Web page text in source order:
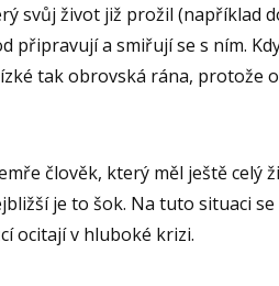
svůj život již prožil (například
připravují a smiřují se s ním.
tak obrovská rána, protože
člověk, který měl ještě celý
je to šok. Na tuto situaci
ocitají v hluboké krizi.